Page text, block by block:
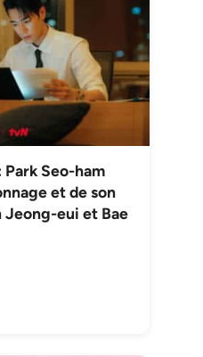
Seo-ham
et de son
Jeong-eui et Bae